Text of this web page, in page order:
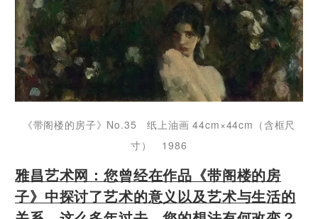
《带阁楼的房子》No.35 纸上油画 44cm×44cm（含框尺
寸） 1986
雅昌艺术网：您曾经在作品《带阁楼的房
子》中探讨了艺术的意义以及艺术与生活的